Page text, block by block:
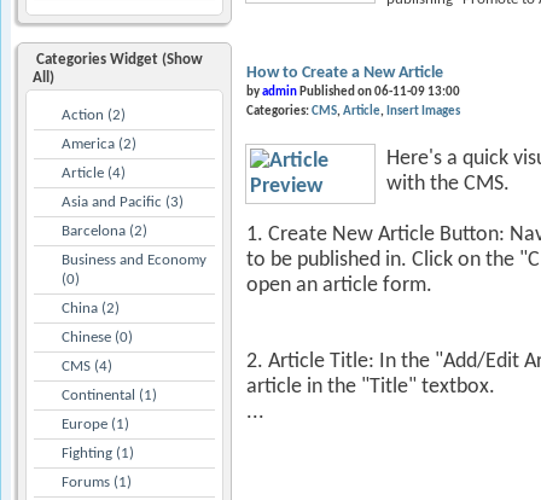
Categories Widget (Show
All)
Action (2)
America (2)
Article (4)
Asia and Pacific (3)
Barcelona (2)
Business and Economy
(0)
China (2)
Chinese (0)
CMS (4)
Continental (1)
Europe (1)
Fighting (1)
Forums (1)
How to Create a New Article
byadminPublished on 06-11-09 13:00
Categories:CMS Article Insert Images
Here's a quick
with the CMS.
1. Create New Article Button:
to be published in. Click on the
open an article form.
2. Article Title: In the "Add/Edit
article in the "Title" textbox.
...